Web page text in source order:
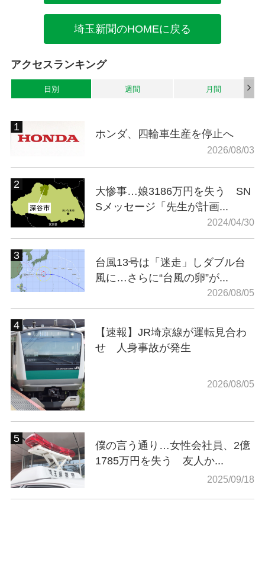
埼玉新聞のHOMEに戻る
アクセスランキング
日別 週間 月間
ホンダ、四輪車生産を停止へ
2026/08/03
大惨事…娘3186万円を失う SN
Sメッセージ「先生が計画...
2024/04/30
台風13号は「迷走」しダブル台
風に…さらに“台風の卵”が...
2026/08/05
【速報】JR埼京線が運転見合わ
せ 人身事故が発生
2026/08/05
僕の言う通り…女性会社員、2億
1785万円を失う 友人か...
2025/09/18